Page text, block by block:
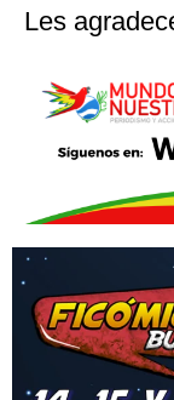
Les